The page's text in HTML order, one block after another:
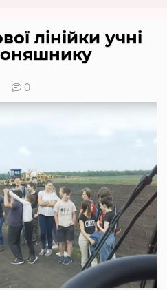
лінійки учні
0